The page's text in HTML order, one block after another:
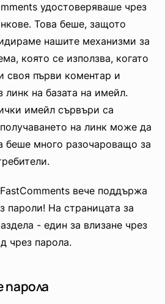
удостоверяваше чрез
Това беше, защото
нашите механизми за
която се използва, когато
своя първи коментар и
линк на базата на имейл.
имейл сървъри са
на линк може да
беше много разочароващо за
вече поддържа
пароли! На страницата за
- един за влизане чрез
чрез парола.
парола